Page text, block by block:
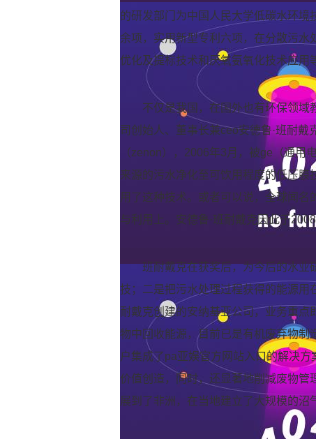
的研发部门为中国人民大学低碳水环
余项，实用新型专利六项，在分散污
优化及提标技术和厌氧氨氧化技术应用
不仅是我国，在国外也有环保领
司创始人、董事长兼ceo安德鲁·班耐
（zenon），2006年3月，被ge（通用
来源的污水净化至可饮用程度的低压
用了这种技术。或者可以说，全球闻名
与利用上。安德鲁·班耐戴克因此于
班耐戴克在获奖后，为今后的水业
技；二是把污水处理过程获得的能源
耐戴克创建的安纳基亚公司，业务重
物中回收能源，目前已是有机废弃物
户集成了pa亚娱官方网站入口的解决
价值创造，同时，还显著地削减废物
展到了非洲，在当地建立了大规模的沼